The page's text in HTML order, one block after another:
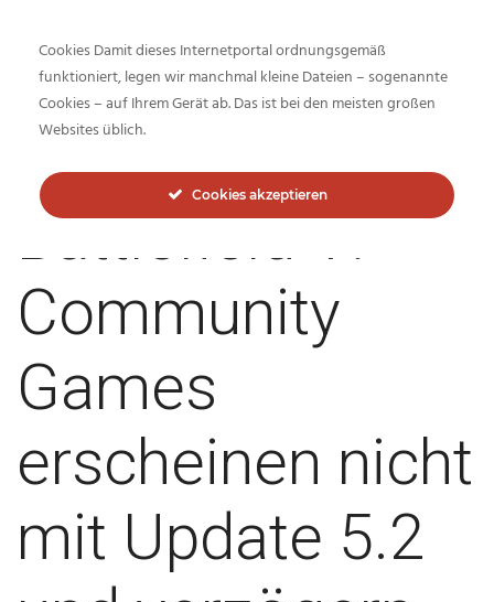
Inside-Network.net
Battlefield V:
Community
Games
erscheinen nicht
mit Update 5.2
Cookies Damit dieses Internetportal ordnungsgemäß
funktioniert, legen wir manchmal kleine Dateien – sogenannte
Cookies – auf Ihrem Gerät ab. Das ist bei den meisten großen
Websites üblich.
Cookies akzeptieren